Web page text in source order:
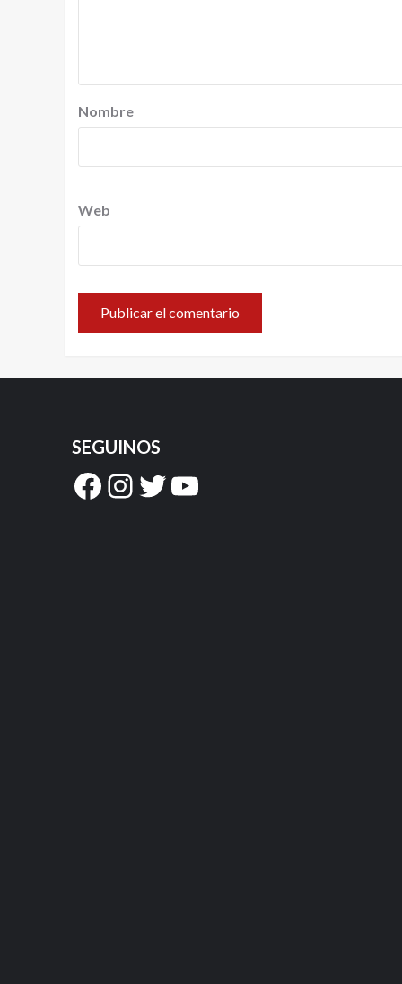
Nombre
Web
SEGUINOS
Facebook
Instagram
Twitter
YouTube